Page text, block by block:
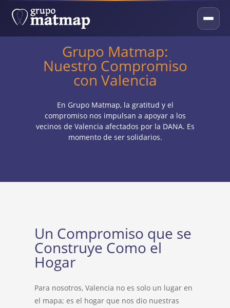
Grupo Matmap:
Nuestro Compromiso
con Valencia
En Grupo Matmap, la gratitud y el
compromiso nos impulsan a apoyar a los
vecinos de Valencia afectados por la DANA. Es
momento de ser solidarios.
Un Compromiso que se
Construye Como el
Hogar
Para nosotros, Valencia no es solo un lugar en
el mapa; es el hogar que nos dio nuestras